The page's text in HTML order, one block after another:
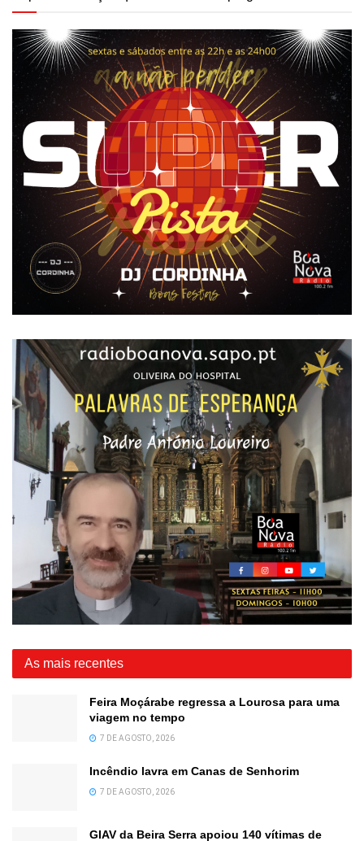
As mais recentes
Feira Moçárabe regressa a Lourosa para uma
viagem no tempo
7 DE AGOSTO, 2026
Incêndio lavra em Canas de Senhorim
7 DE AGOSTO, 2026
GIAV da Beira Serra apoiou 140 vítimas de